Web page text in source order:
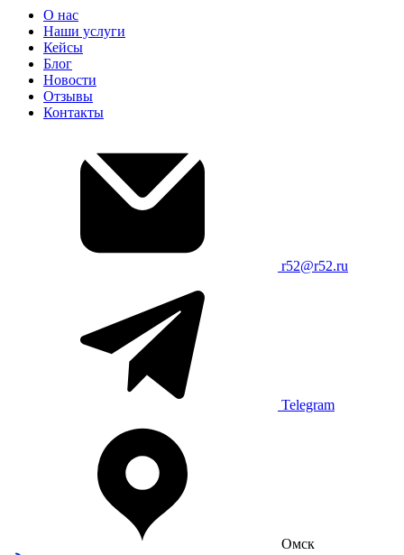
О нас
Наши услуги
Кейсы
Блог
Новости
Отзывы
Контакты
r52@r52.ru
Telegram
Омск